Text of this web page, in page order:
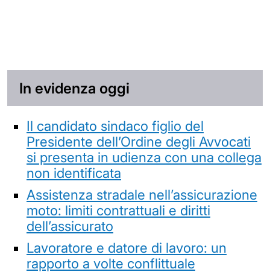
In evidenza oggi
Il candidato sindaco figlio del
Presidente dell’Ordine degli Avvocati
si presenta in udienza con una collega
non identificata
Assistenza stradale nell’assicurazione
moto: limiti contrattuali e diritti
dell’assicurato
Lavoratore e datore di lavoro: un
rapporto a volte conflittuale